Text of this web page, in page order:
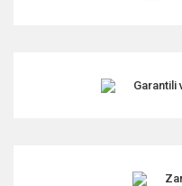
Garantili